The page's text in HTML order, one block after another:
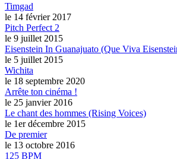
Timgad
le 14 février 2017
Pitch Perfect 2
le 9 juillet 2015
Eisenstein In Guanajuato (Que Viva
le 5 juillet 2015
Wichita
le 18 septembre 2020
Arrête ton cinéma !
le 25 janvier 2016
Le chant des hommes (Rising Voices)
le 1er décembre 2015
De premier
le 13 octobre 2016
125 BPM